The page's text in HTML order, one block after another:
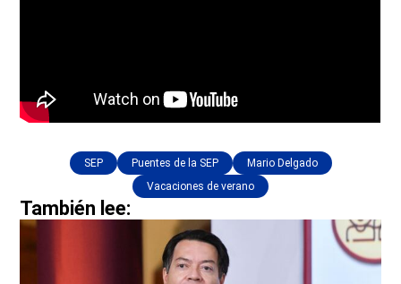
SEP Puentes de la SEP
Mario Delgado
Vacaciones de verano
También lee: